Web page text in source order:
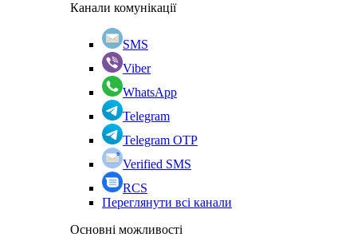
Канали комунікації
SMS
Viber
WhatsApp
Telegram
Telegram OTP
Verified SMS
RCS
Переглянути всі канали
Основні можливості